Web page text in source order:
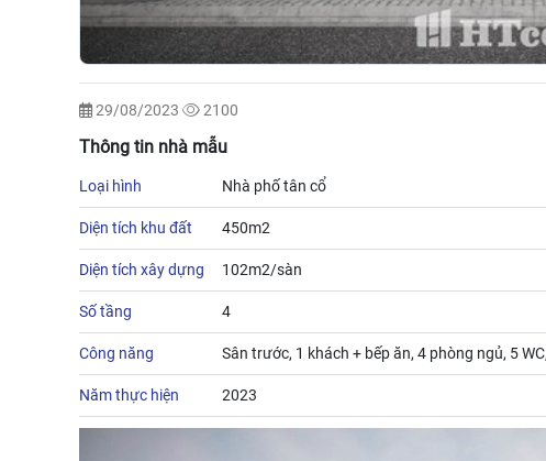
29/08/2023 2100
Thông tin nhà mẫu
Loại hình Nhà phố tân cổ
Diện tích khu đất 450m2
Diện tích xây dựng 102m2/sàn
Số tầng 4
Công năng Sân trước, 1 khách + bếp ăn, 4 phòng ngủ, 5
Năm thực hiện 2023